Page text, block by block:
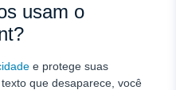
usam o
e protege suas
que desaparece, você